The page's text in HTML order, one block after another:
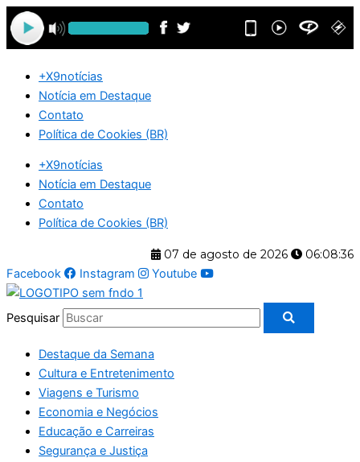
Ir
para
o
+X9notícias
Notícia em Destaque
Contato
Política de Cookies (BR)
+X9notícias
Notícia em Destaque
Contato
Política de Cookies (BR)
07 de agosto de 2026
06:08:37
Facebook
Instagram Youtube
Pesquisar
Destaque da Semana
Cultura e Entretenimento
Viagens e Turismo
Economia e Negócios
Educação e Carreiras
Segurança e Justiça